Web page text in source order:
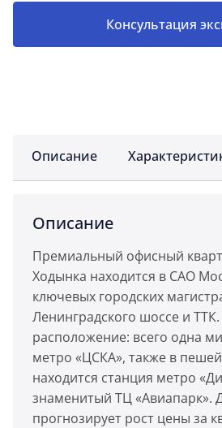
Консультация
Описание
Описание
Премиальный офисный
Ходынка находится в САО
ключевых городских
Ленинградского шоссе и
расположение: всего одна
метро «ЦСКА», также в
находится станция метро
знаменитый ТЦ «Авиапарк».
прогнозирует рост цены за